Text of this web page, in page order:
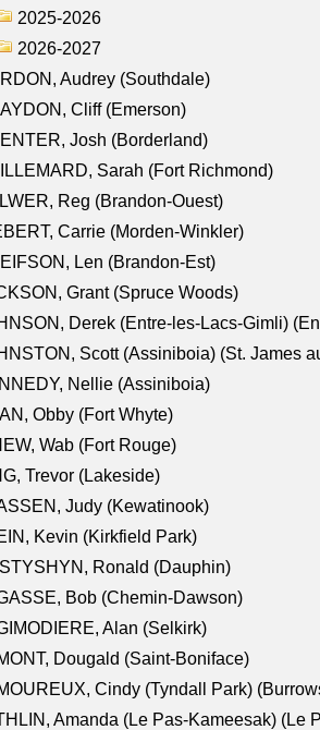
2025-2026
2026-2027
Audrey (Southdale)
Cliff (Emerson)
Josh (Borderland)
Sarah (Fort Richmond)
Reg (Brandon-Ouest)
Carrie (Morden-Winkler)
Len (Brandon-Est)
Grant (Spruce Woods)
Derek (Entre-les-Lacs-Gimli)
Scott (Assiniboia) (St. James
Nellie (Assiniboia)
Obby (Fort Whyte)
Wab (Fort Rouge)
Trevor (Lakeside)
Judy (Kewatinook)
Kevin (Kirkfield Park)
Ronald (Dauphin)
Bob (Chemin-Dawson)
Alan (Selkirk)
Dougald (Saint-Boniface)
Cindy (Tyndall Park)
Amanda (Le Pas-Kameesak) (Le